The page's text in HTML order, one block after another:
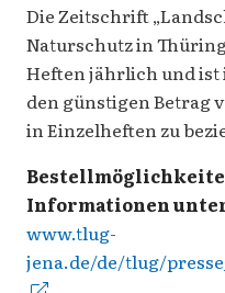
Die Zeitschrift
Naturschutz in
Heften jährlich und
den günstigen Betrag
in Einzelheften zu
Informationen
www.tlug-
jena.de/de/tlug/